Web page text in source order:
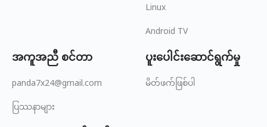
Linux
Android TV
အကူအညီ စင်တာ
panda7x24@gmail.com
ပြဿနာများ
ပူးပေါင်းဆောင်ရွက်မှု
မိတ်ဖက်ဖြစ်ပါ